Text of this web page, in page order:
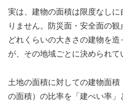
実は、建物の面積は限度なし
りません。防災面・安全面の
どれくらいの大きさの建物を造
が、その地域ごとに決められて
土地の面積に対しての建物面積
の面積）の比率を「建ぺい率